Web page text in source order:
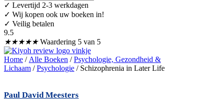
✓ Levertijd 2-3 werkdagen
✓ Wij kopen ook uw boeken in!
✓ Veilig betalen
9.5
★★★★★ Waardering 5 van 5
Home / Alle Boeken /Psychologie, Gezondheid &
Lichaam /Psychologie / Schizophrenia in Later Life
Paul David Meesters